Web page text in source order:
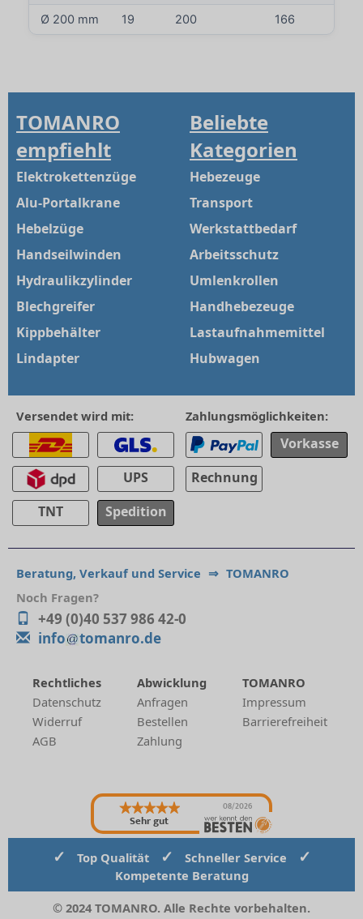
Ø 200 mm 19 200 166
TOMANRO
empfiehlt
Elektrokettenzüge
Alu-Portalkrane
Hebelzüge
Handseilwinden
Hydraulikzylinder
Blechgreifer
Kippbehälter
Lindapter
Beliebte
Kategorien
Hebezeuge
Transport
Werkstattbedarf
Arbeitsschutz
Umlenkrollen
Handhebezeuge
Lastaufnahmemittel
Hubwagen
Versendet wird mit:
UPS
TNT
Spedition
Zahlungsmöglichkeiten:
Vorkasse
Rechnung
Beratung, Verkauf und Service ⇒ TOMANRO
Noch Fragen?
+49 (0)40 537 986 42-0
info
tomanro.de
Rechtliches
Datenschutz
Widerruf
AGB
Abwicklung
Anfragen
Bestellen
Zahlung
TOMANRO
Impressum
Barrierefreiheit
Sehr gut
08/2026
✓ Top Qualität ✓ Schneller Service ✓
Kompetente Beratung
© 2024 TOMANRO. Alle Rechte vorbehalten.